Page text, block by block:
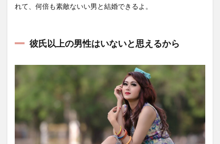
れて、何倍も素敵ないい男と結婚できるよ。
彼氏以上の男性はいないと思えるから